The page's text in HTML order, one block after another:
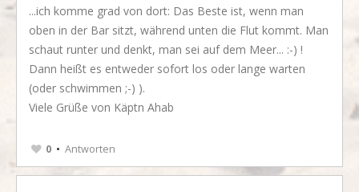
...ich komme grad von dort: Das Beste ist, wenn man
oben in der Bar sitzt, während unten die Flut kommt. Man
schaut runter und denkt, man sei auf dem Meer... :-) !
Dann heißt es entweder sofort los oder lange warten
(oder schwimmen ;-) ).
Viele Grüße von Käptn Ahab
0 Antworten